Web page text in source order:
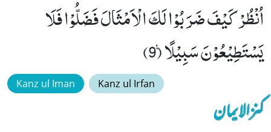
اُنْظُرْ كَیْفَ ضَرَبُوْا لَكَ الْاَمْثَالَ فَضَلُّوْا فَلَا
یَسْتَطِیْعُوْنَ سَبِیْلًا۠ (9)
Kanz ul Iman Kanz ul Irfan
کنزالایمان